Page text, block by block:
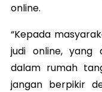
online.
“Kepada
judi online, yang
dalam rumah
jangan berpikir